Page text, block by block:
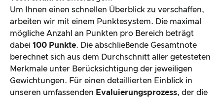
Um Ihnen einen schnellen Überblick zu verschaffen,
arbeiten wir mit einem Punktesystem. Die maximal
mögliche Anzahl an Punkten pro Bereich beträgt
dabei 100 Punkte. Die abschließende Gesamtnote
berechnet sich aus dem Durchschnitt aller getesteten
Merkmale unter Berücksichtigung der jeweiligen
Gewichtungen. Für einen detaillierten Einblick in
unseren umfassenden Evaluierungsprozess, der die